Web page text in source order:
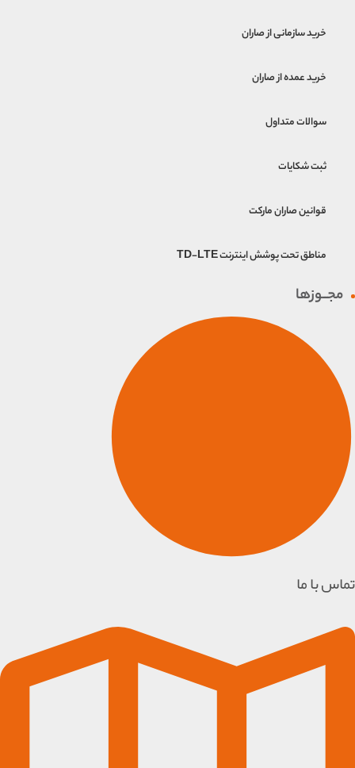
خرید سازمانی از صاران
خرید عمده از صاران
سوالات متداول
ثبت شکایات
قوانین صاران مارکت
مناطق تحت پوشش اینترنت TD-LTE
مجــوزها
تماس با ما